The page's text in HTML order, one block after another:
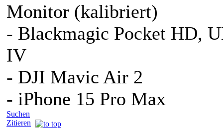
Monitor (kalibriert)
- Blackmagic Pocket HD,
IV
- DJI Mavic Air 2
- iPhone 15 Pro Max
Suchen
Zitieren